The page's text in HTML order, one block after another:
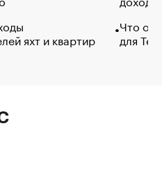
яхт и квартир
Что
для